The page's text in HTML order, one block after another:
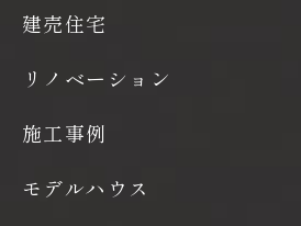
建売住宅
リノベーション
施工事例
モデルハウス